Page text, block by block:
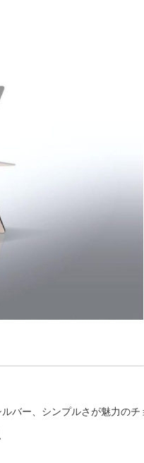
バー、シンプルさが魅力のチ